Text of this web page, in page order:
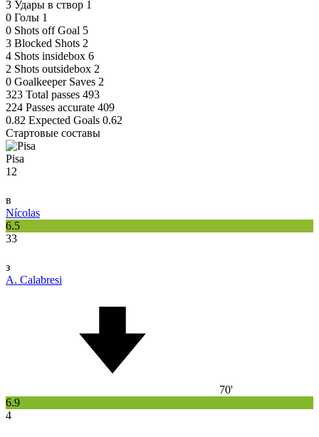
3 Удары в створ 1
0 Голы 1
0 Shots off Goal 5
3 Blocked Shots 2
4 Shots insidebox 6
2 Shots outsidebox 2
0 Goalkeeper Saves 2
323 Total passes 493
224 Passes accurate 409
0.82 Expected Goals 0.62
Стартовые составы
Pisa
12
в
Nícolas
6.5
33
з
A. Calabresi
70'
6.9
4